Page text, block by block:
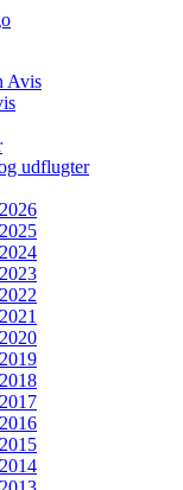
Avis
udflugter